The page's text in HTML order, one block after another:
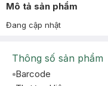
Mô tả sản phẩm
Đang cập nhật
Thông số sản phẩm
Barcode